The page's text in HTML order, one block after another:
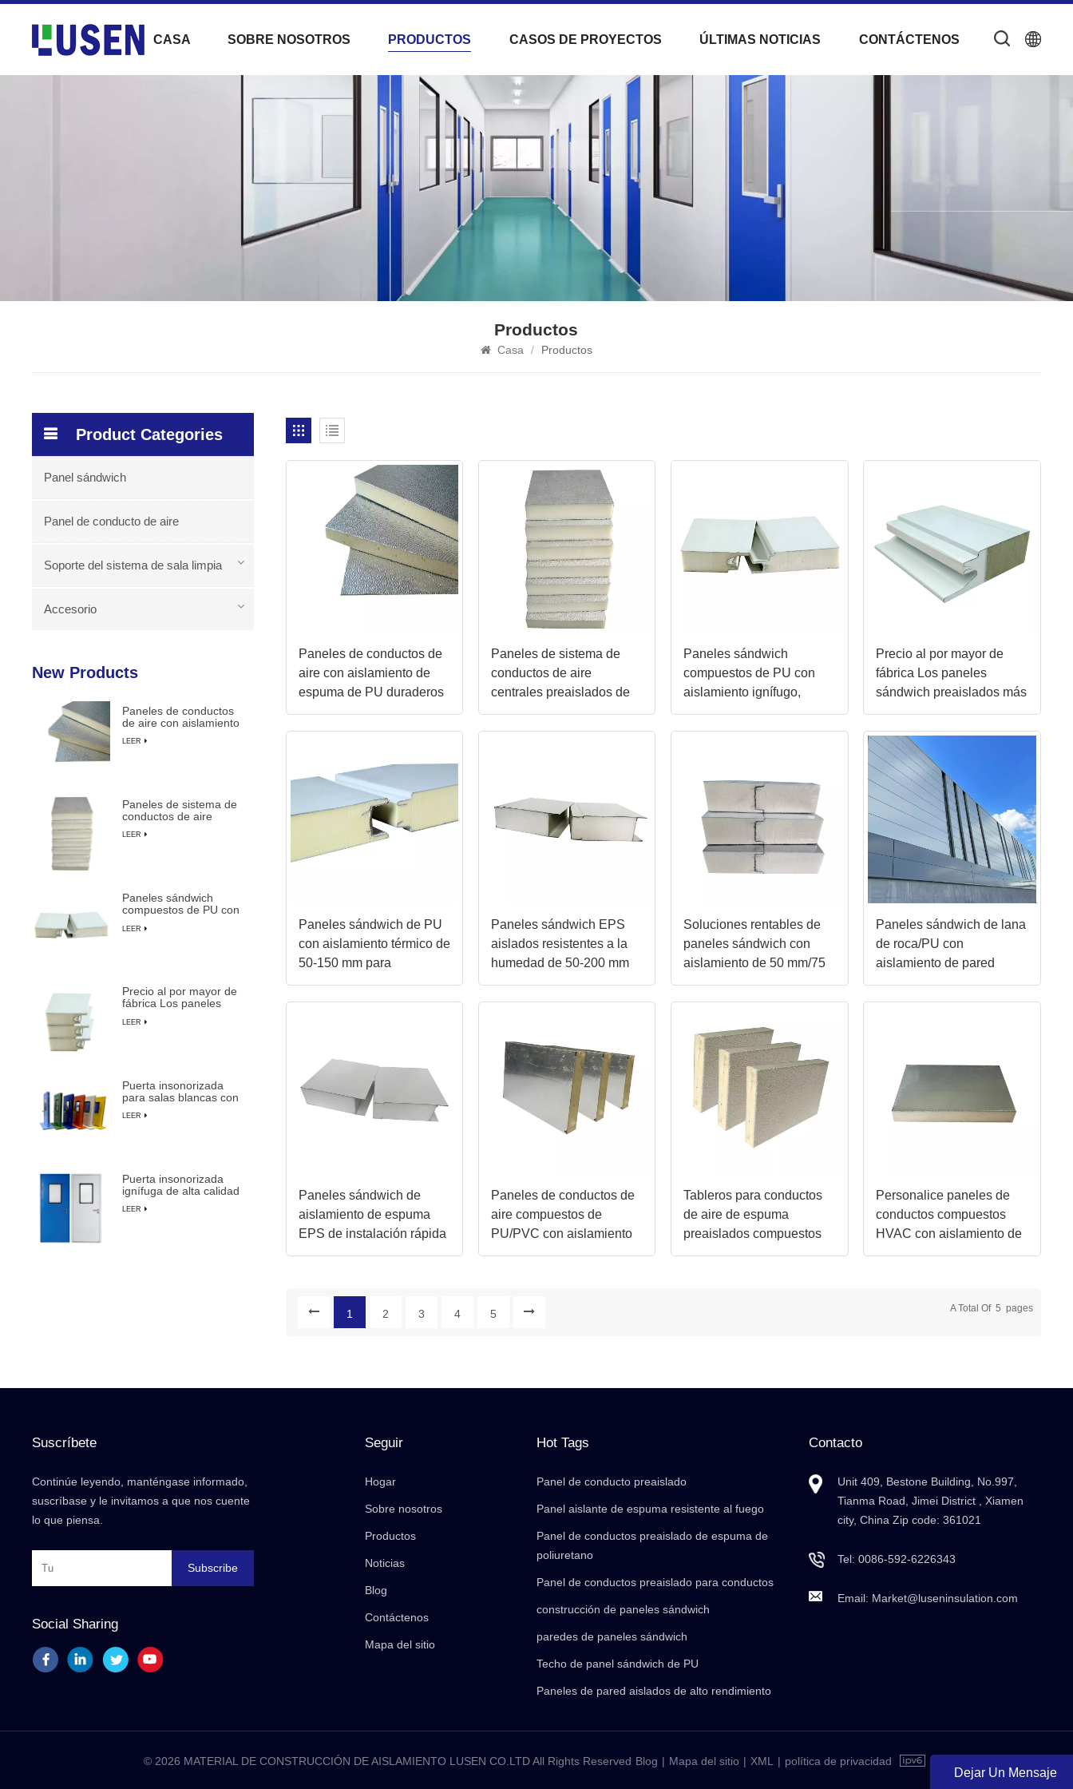
CASA SOBRE NOSOTROS PRODUCTOS CASOS DE PROYECTOS ÚLTIMAS NOTICIAS CONTÁCTENOS
Productos
Casa / Productos
Paneles de conductos de
aire con aislamiento de
espuma de PU duraderos
y livianos
Paneles de sistema de
conductos de aire
centrales preaislados de
espuma de PU compuesta
Paneles sándwich
compuestos de PU con
aislamiento ignífugo,
impermeables y
personalizables
Precio al por mayor de
fábrica Los paneles
sándwich preaislados más
duraderos de LUSEN
Paneles sándwich de PU
con aislamiento térmico de
50-150 mm para
almacenamiento en frío
Paneles sándwich EPS
aislados resistentes a la
humedad de 50-200 mm
para casas prefabricadas
Soluciones rentables de
paneles sándwich con
aislamiento de 50 mm/75
mm/100 mm
Paneles sándwich de lana
de roca/PU con
aislamiento de pared
exterior del edificio
Paneles sándwich de
aislamiento de espuma
EPS de instalación rápida
para techos y paredes
Paneles de conductos de
aire compuestos de
PU/PVC con aislamiento
impermeable
Tableros para conductos
de aire de espuma
preaislados compuestos
de PU livianos de 25 mm /
Personalice paneles de
conductos compuestos
HVAC con aislamiento de
alta eficiencia de 20
1 2 3 4 5 A Total Of 5 Pages
Product Categories
Panel sándwich
Panel de conducto de aire
Soporte del sistema de sala limpia
Accesorio
New Products
Paneles de conductos
de aire con aislamiento
duraderos y livianos
LEER
Paneles de sistema de
conductos de aire
espuma de PU
LEER
Paneles sándwich
compuestos de PU con
impermeables y
LEER
Precio al por mayor de
fábrica Los paneles
más duraderos de
LEER
Puerta insonorizada
para salas blancas con
fabricación de
LEER
Puerta insonorizada
ignífuga de alta calidad
anulación manual
LEER
Suscríbete
Continúe leyendo, manténgase informado,
suscríbase y le invitamos a que nos cuente
lo que piensa.
Subscribe
Social Sharing
Seguir
Hogar
Sobre nosotros
Productos
Noticias
Blog
Contáctenos
Mapa del sitio
Hot Tags
Panel de conducto preaislado
Panel aislante de espuma resistente al fuego
Panel de conductos preaislado de espuma de
poliuretano
Panel de conductos preaislado para conductos
construcción de paneles sándwich
paredes de paneles sándwich
Techo de panel sándwich de PU
Paneles de pared aislados de alto rendimiento
Contacto
Unit 409, Bestone Building, No.997,
Tianma Road, Jimei District , Xiamen
city, China Zip code: 361021
Tel:0086-592-6226343
Email: Market@luseninsulation.com
© 2026 MATERIAL DE CONSTRUCCIÓN DE AISLAMIENTO LUSEN CO.LTD All Rights Reserved Blog | Mapa del sitio | XML | política de privacidad
Dejar Un Mensaje